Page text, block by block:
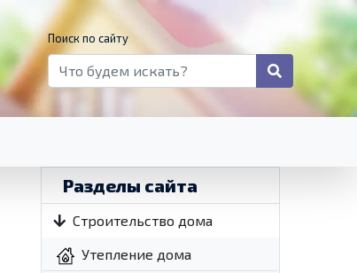
Поиск по сайту
Разделы сайта
Строительство дома
Утепление дома